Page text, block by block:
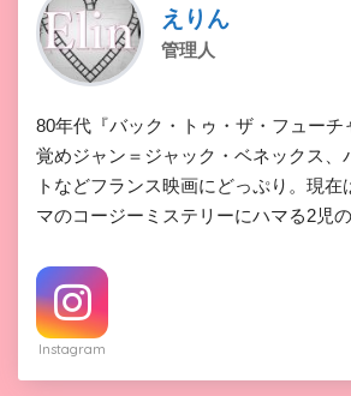
えりん
管理人
80年代『バック・トゥ・ザ・フューチ
覚めジャン＝ジャック・ベネックス、
トなどフランス映画にどっぷり。現在
マのコージーミステリーにハマる2児の
Instagram